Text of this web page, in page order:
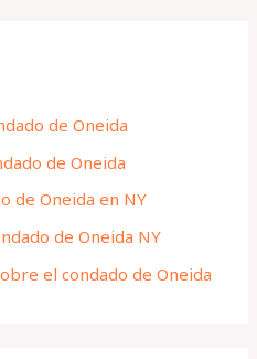
de Oneida
de Oneida
de Oneida en NY
de Oneida NY
el condado de Oneida